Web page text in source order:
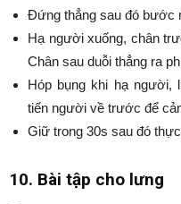
Đứng thẳng sau đó bước
Hạ người xuống, chân
Chân sau duỗi thẳng ra
Hóp bụng khi hạ người,
tiến người về trước để
Giữ trong 30s sau đó
10. Bài tập cho lưng